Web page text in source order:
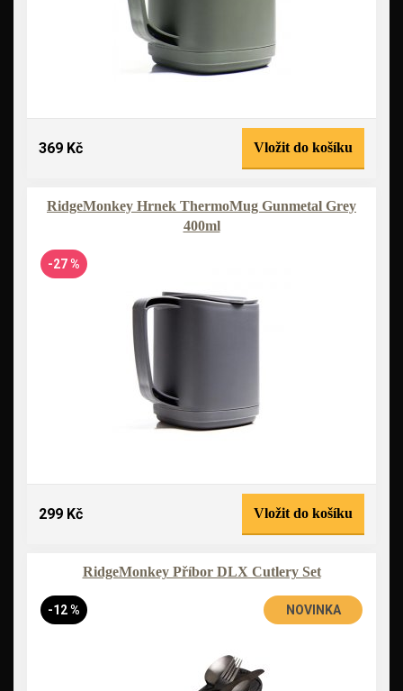
369 Kč Vložit do košíku
RidgeMonkey Hrnek ThermoMug Gunmetal Grey
400ml
-27 %
299 Kč Vložit do košíku
RidgeMonkey Příbor DLX Cutlery Set
-12 % NOVINKA